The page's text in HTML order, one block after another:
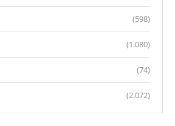
(598)
(1.080)
(74)
(2.072)